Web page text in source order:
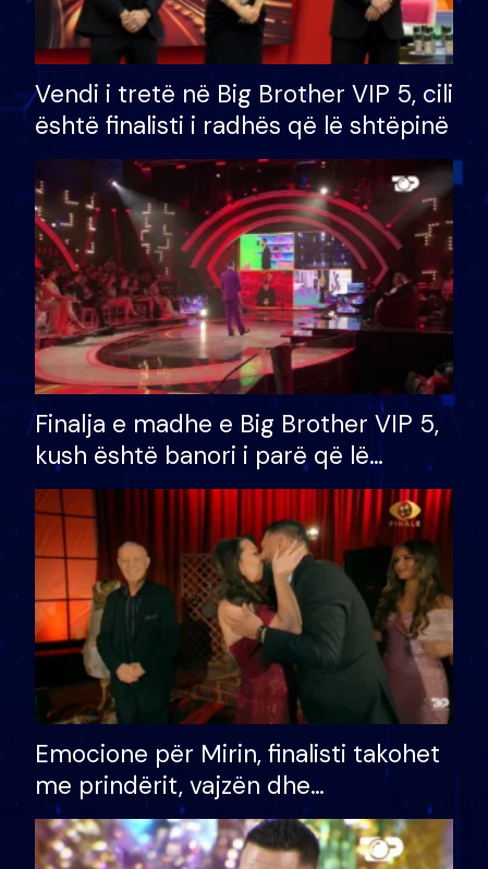
Vendi i tretë në Big Brother VIP 5, cili
është finalisti i radhës që lë shtëpinë
Finalja e madhe e Big Brother VIP 5,
kush është banori i parë që lë
shtëpinë dhe humb mundësinë për
të fituar çmimin e madh
Emocione për Mirin, finalisti takohet
me prindërit, vajzën dhe
bashkëshorten: S’kemi ndonjë letër
divorci apo jo?